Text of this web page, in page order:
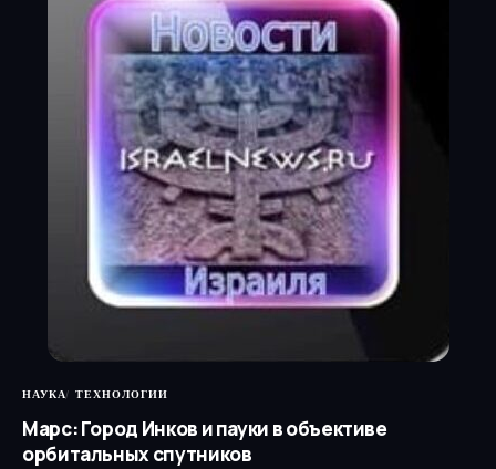
НАУКА ТЕХНОЛОГИИ
Марс: Город Инков и пауки в объективе
орбитальных спутников